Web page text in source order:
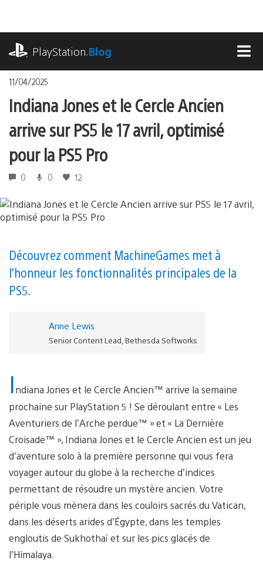
contenu
PlayStation.Blog
11/04/2025
Indiana Jones et le Cercle Ancien
arrive sur PS5 le 17 avril, optimisé
pour la PS5 Pro
0 0 12
Découvrez comment MachineGames met à
l'honneur les fonctionnalités principales de la
PS5.
Anne Lewis
Senior Content Lead, Bethesda Softworks
Indiana Jones et le Cercle Ancien™ arrive la semaine
prochaine sur PlayStation 5 ! Se déroulant entre « Les
Aventuriers de l’Arche perdue™ » et « La Dernière
Croisade™ », Indiana Jones et le Cercle Ancien est un jeu
d’aventure solo à la première personne qui vous fera
voyager autour du globe à la recherche d’indices
permettant de résoudre un mystère ancien. Votre
périple vous mènera dans les couloirs sacrés du Vatican,
dans les déserts arides d’Égypte, dans les temples
engloutis de Sukhothaï et sur les pics glacés de
l’Himalaya.